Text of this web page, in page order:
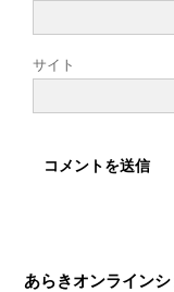
サイト
あらきオンライン